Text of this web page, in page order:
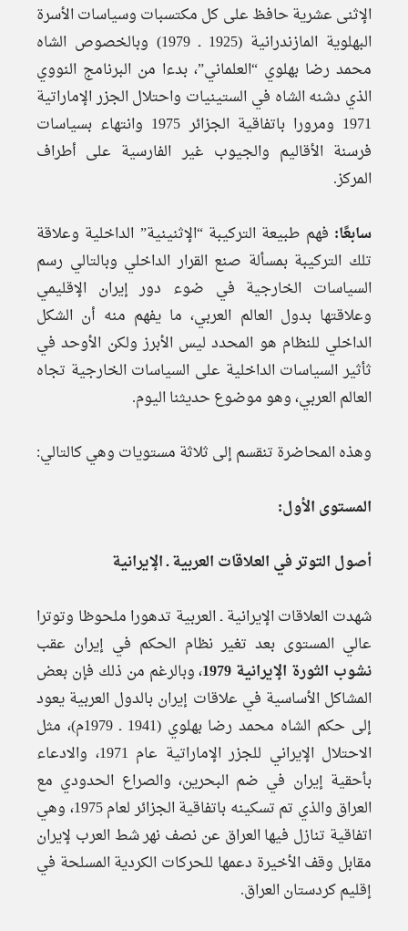
الإثنى عشرية حافظ على كل مكتسبات وسياسات الأسرة
البهلوية المازندرانية (1925 ـ 1979) وبالخصوص الشاه
محمد رضا بهلوي “العلماني”، بدءا من البرنامج النووي
الذي دشنه الشاه في الستينيات واحتلال الجزر الإماراتية
1971 ومرورا باتفاقية الجزائر 1975 وانتهاء بسياسات
فرسنة الأقاليم والجيوب غير الفارسية على أطراف
المركز.
سابعًا: فهم طبيعة التركيبة “الإثنينية” الداخلية وعلاقة
تلك التركيبة بمسألة صنع القرار الداخلي وبالتالي رسم
السياسات الخارجية في ضوء دور إيران الإقليمي
وعلاقتها بدول العالم العربي، ما يفهم منه أن الشكل
الداخلي للنظام هو المحدد ليس الأبرز ولكن الأوحد في
ثأثير السياسات الداخلية على السياسات الخارجية تجاه
العالم العربي، وهو موضوع حديثنا اليوم.
وهذه المحاضرة تنقسم إلى ثلاثة مستويات وهي كالتالي:
المستوى الأول:
أصول التوتر في العلاقات العربية ـ الإيرانية
شهدت العلاقات الإيرانية ـ العربية تدهورا ملحوظا وتوترا
عالي المستوى بعد تغير نظام الحكم في إيران عقب
نشوب الثورة الإيرانية 1979
، وبالرغم من ذلك فإن بعض
المشاكل الأساسية في علاقات إيران بالدول العربية يعود
إلى حكم الشاه محمد رضا بهلوي (1941 ـ 1979م)، مثل
الاحتلال الإيراني للجزر الإماراتية عام 1971، والادعاء
بأحقية إيران في ضم البحرين، والصراع الحدودي مع
العراق والذي تم تسكينه باتفاقية الجزائر لعام 1975، وهي
اتفاقية تنازل فيها العراق عن نصف نهر شط العرب لإيران
مقابل وقف الأخيرة دعمها للحركات الكردية المسلحة في
إقليم كردستان العراق.